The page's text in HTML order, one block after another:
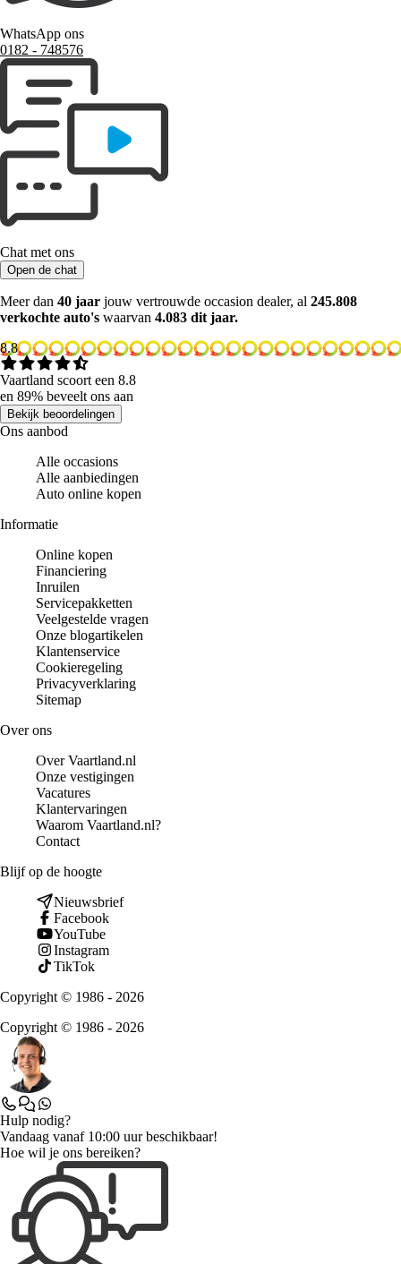
WhatsApp ons
0182 ‑ 748576
Chat met ons
Open de chat
Meer dan 40 jaar jouw vertrouwde occasion dealer, al 245.808
verkochte auto's waarvan 4.083 dit jaar.
8.8
Vaartland scoort een 8.8
en 89% beveelt ons aan
Bekijk beoordelingen
Ons aanbod
Alle occasions
Alle aanbiedingen
Auto online kopen
Informatie
Online kopen
Financiering
Inruilen
Servicepakketten
Veelgestelde vragen
Onze blogartikelen
Klantenservice
Cookieregeling
Privacyverklaring
Sitemap
Over ons
Over Vaartland.nl
Onze vestigingen
Vacatures
Klantervaringen
Waarom Vaartland.nl?
Contact
Blijf op de hoogte
Nieuwsbrief
Facebook
YouTube
Instagram
TikTok
Copyright © 1986 - 2026
Copyright © 1986 - 2026
Hulp nodig?
Vandaag vanaf 10:00 uur beschikbaar!
Hoe wil je ons bereiken?